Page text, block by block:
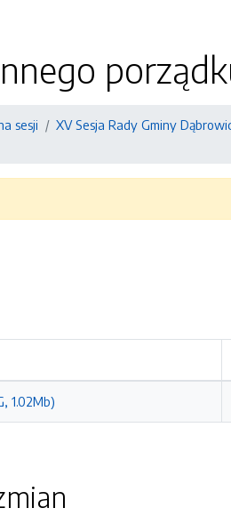
sesji
XV Sesja Rady Gminy
1.02Mb)